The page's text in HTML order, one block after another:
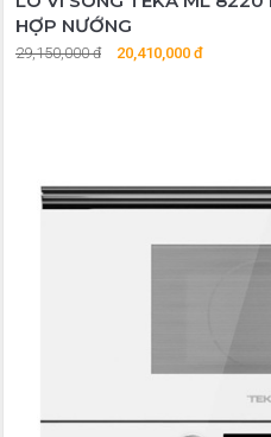
HỢP NƯỚNG
29,150,000 đ 20,410,000 đ